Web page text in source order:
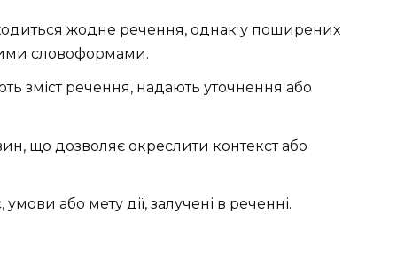
жодне речення, однак у поширених
словоформами.
зміст речення, надають уточнення або
що дозволяє окреслити контекст або
або мету дії, залучені в реченні.